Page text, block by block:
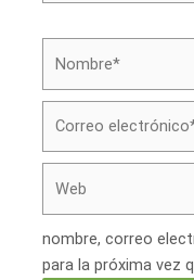
nombre, correo
para la próxima vez